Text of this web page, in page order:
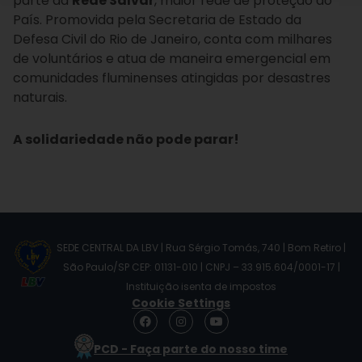
País. Promovida pela Secretaria de Estado da
Defesa Civil do Rio de Janeiro, conta com milhares
de voluntários e atua de maneira emergencial em
comunidades fluminenses atingidas por desastres
naturais.
A solidariedade não pode parar!
SEDE CENTRAL DA LBV | Rua Sérgio Tomás, 740 | Bom Retiro |
São Paulo/SP CEP: 01131-010 | CNPJ – 33.915.604/0001-17 |
Instituição isenta de impostos
Cookie Settings
F
a
e
I
n
s
t
Y
o
t
PCD - Faça parte do nosso time